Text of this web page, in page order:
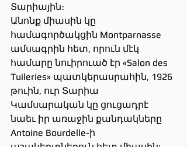
Տարիային։
Անոնք միասին կը
համագործակցին Montparnasse
ամսագրին հետ, որուն մէկ
համարը նուիրուած էր «Salon des
Tuileries» պատկերասրահին, 1926
թուին, ուր Տարիա
Կամսարական կը ցուցադրէ
նաեւ իր առաջին քանդակները
Antoine Bourdelle-ի